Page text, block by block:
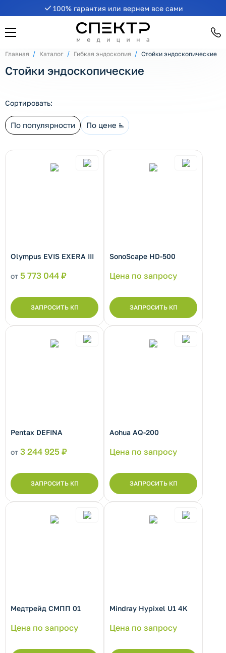
100% гарантия или вернем все сами
Главная Каталог Гибкая эндоскопия Стойки эндоскопические
Стойки эндоскопические
развернуть категорию
развернуть категорию
развернуть категорию
Сортировать:
По популярности По цене
Olympus EVIS EXERA III
от 5 773 044 ₽
ЗАПРОСИТЬ КП
SonoScape HD-500
Цена по запросу
ЗАПРОСИТЬ КП
Pentax DEFINA
от 3 244 925 ₽
ЗАПРОСИТЬ КП
Aohua AQ-200
Цена по запросу
ЗАПРОСИТЬ КП
Медтрейд СМПП 01
Цена по запросу
Mindray Hypixel U1 4K
Цена по запросу